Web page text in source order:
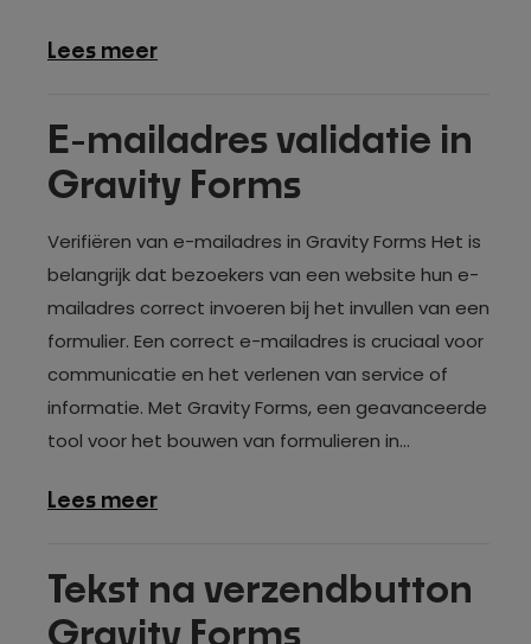
Lees meerover
Gravity
Forms
E-mailadres validatie in
Gravity Forms
Verifiëren van e-mailadres in Gravity Forms Het is
belangrijk dat bezoekers van een website hun e-
mailadres correct invoeren bij het invullen van een
formulier. Een correct e-mailadres is cruciaal voor
communicatie en het verlenen van service of
informatie. Met Gravity Forms, een geavanceerde
tool voor het bouwen van formulieren in...
Lees meerover
validatie
in
Tekst na verzendbutton
Gravity Forms